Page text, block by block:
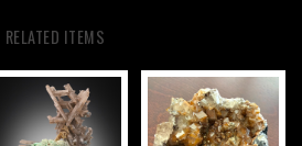
RELATED ITEMS